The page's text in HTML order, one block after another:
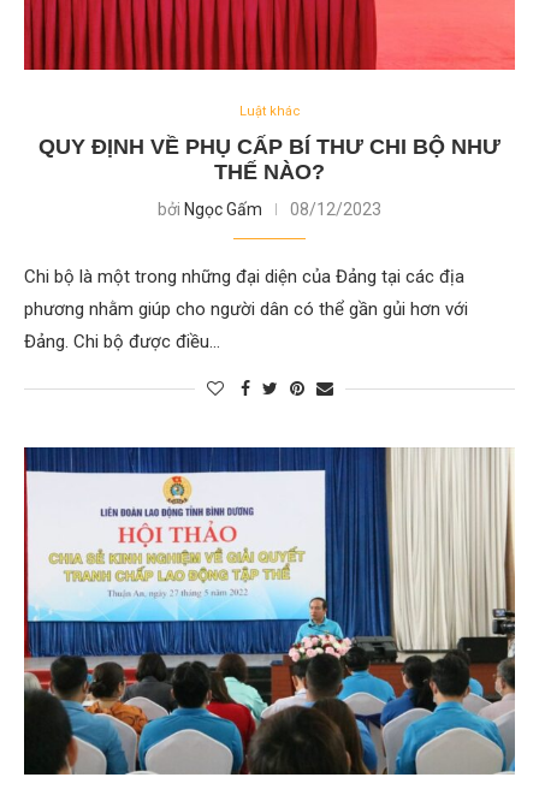
Luật khác
QUY ĐỊNH VỀ PHỤ CẤP BÍ THƯ CHI BỘ NHƯ
THẾ NÀO?
bởi Ngọc Gấm 08/12/2023
Chi bộ là một trong những đại diện của Đảng tại các địa
phương nhằm giúp cho người dân có thể gần gủi hơn với
Đảng. Chi bộ được điều…